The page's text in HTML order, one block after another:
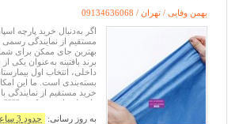
بهمن وفایی / تهران / 09134636068
اگر به‌دنبال خرید پارچه
مستقیم از نمایندگی رسمی
بهترین جای ممکن برای
برند بافتینه به‌عنوان یکی
داخلی، انتخاب اول
بسته‌بندی است. ما این
خرید مستقیم از نمایندگی
واسطه را تجربه کنید.
باند بافتینه:
به روز رسانی: حدود 3 ساعت پیش